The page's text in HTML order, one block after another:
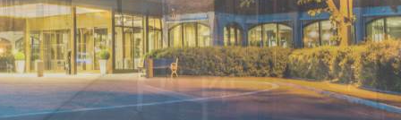
Ta över ett helt hotell. På
stranden i Åhus. För grupper
erbjuder vi en full abonnering
av Åhus Seaside SPA &
Konferens. Under er vistelse är
hela hotellet ert ...
Samla teamet för två
konferensdagar med
övernattning i privat
skogsmiljö, endast
minuter från
bokar vårt